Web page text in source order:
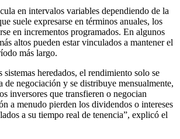
en intervalos variables dependiendo de la
suele expresarse en términos anuales, los
en incrementos programados. En algunos
altos pueden estar vinculados a mantener el
más largo.
heredados, el rendimiento solo se
de negociación y se distribuye mensualmente,
inversores que transfieren o negocian
a menudo pierden los dividendos o intereses
a su tiempo real de tenencia”, explicó el